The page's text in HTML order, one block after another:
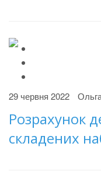
29 червня 2022
Розрахунок
складених